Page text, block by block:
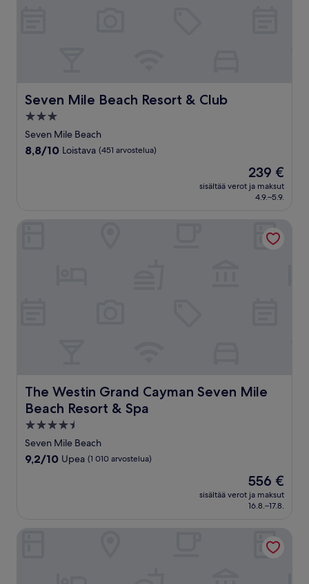
Seven Mile Beach Resort & Club
Seven Mile Beach Resort & Club
3.0
tähden
majoituspaikka
Seven Mile Beach
8.8
8,8/10 Loistava (451 arvostelua)
Hinta
on
239 €
239 €
sisältää verot ja maksut
4.9.–5.9.
The Westin Grand Cayman Seven Mile
Beach Resort & Spa
The Westin Grand Cayman Seven Mile Beach Resort &
4.5
tähden
majoituspaikka
Seven Mile Beach
9.2
9,2/10 Upea (1 010 arvostelua)
Hinta
on
556 €
556 €
sisältää verot ja maksut
16.8.–17.8.
The Westin Grand Cayman Seven Mile Beach Resort & Spa